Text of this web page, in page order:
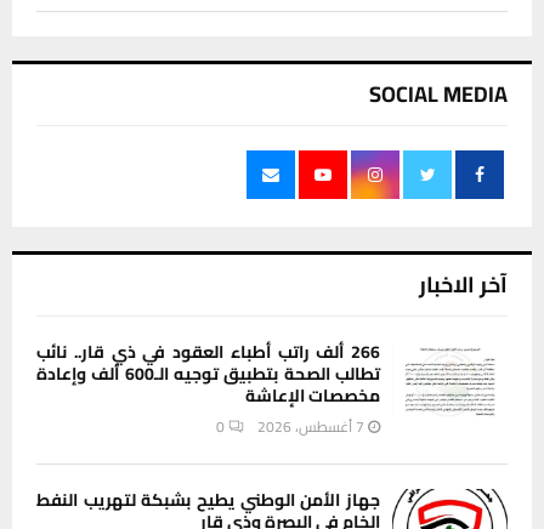
SOCIAL MEDIA
آخر الاخبار
266 ألف راتب أطباء العقود في ذي قار.. نائب
تطالب الصحة بتطبيق توجيه الـ600 ألف وإعادة
مخصصات الإعاشة
7 أغسطس، 2026 0
جهاز الأمن الوطني يطيح بشبكة لتهريب النفط
الخام في البصرة وذي قار